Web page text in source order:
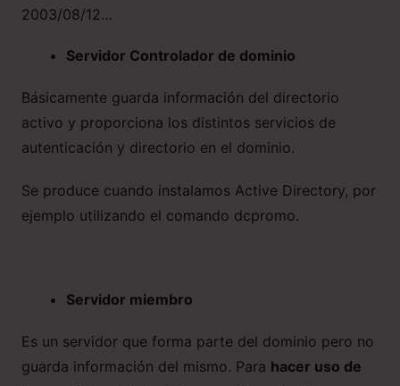
2003/08/12…
Servidor Controlador de dominio
Básicamente guarda información del directorio
activo y proporciona los distintos servicios de
autenticación y directorio en el dominio.
Se produce cuando instalamos Active Directory, por
ejemplo utilizando el comando dcpromo.
Servidor miembro
Es un servidor que forma parte del dominio pero no
guarda información del mismo. Para hacer uso de